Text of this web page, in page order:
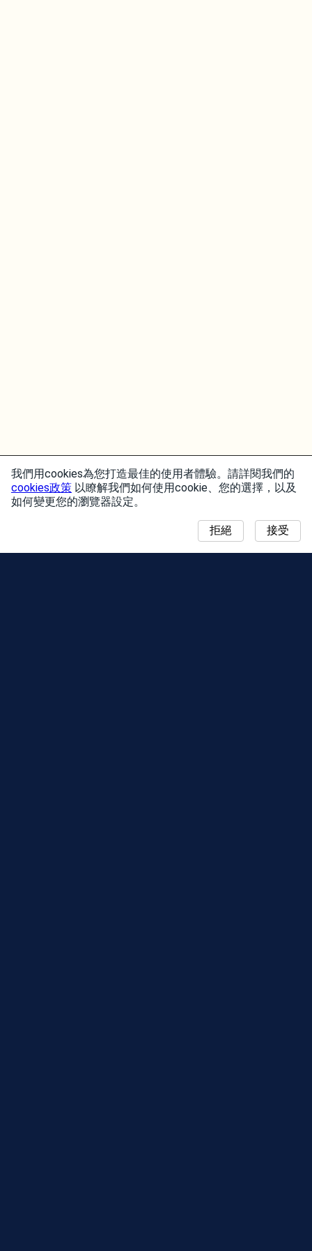
我們用cookies為您打造最佳的使用者體驗。請詳閱我們的
cookies政策 以瞭解我們如何使用cookie、您的選擇，以及
如何變更您的瀏覽器設定。
接受
拒絕